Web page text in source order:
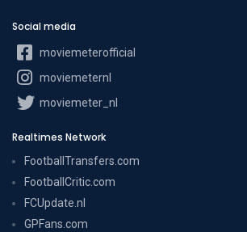
Social media
moviemeterofficial
moviemeternl
moviemeter_nl
Realtimes Network
FootballTransfers.com
FootballCritic.com
FCUpdate.nl
GPFans.com